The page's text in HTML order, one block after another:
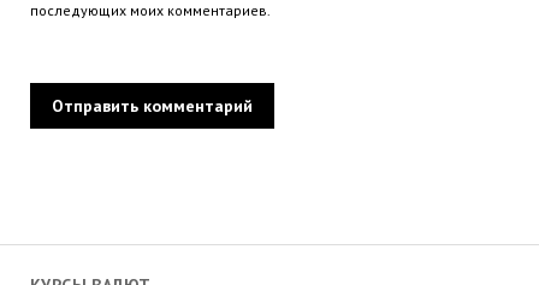
последующих моих комментариев.